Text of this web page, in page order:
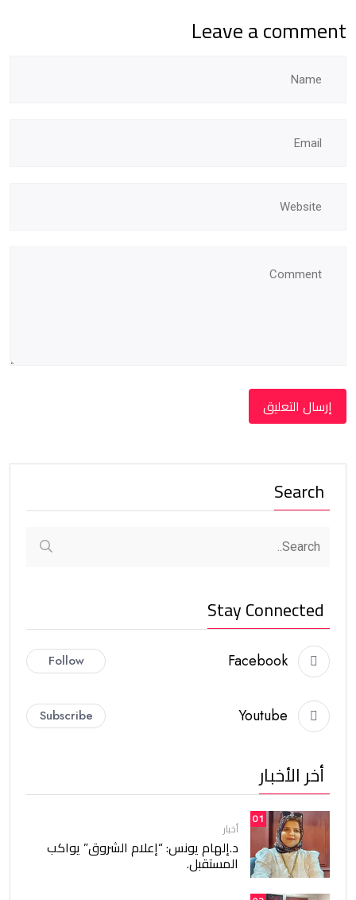
Leave a comment
Search
Stay Connected
Facebook
Follow
Youtube
Subscribe
أخر الأخبار
01
أخبار
د.إلهام يونس: “إعلام الشروق” يواكب
المستقبل.